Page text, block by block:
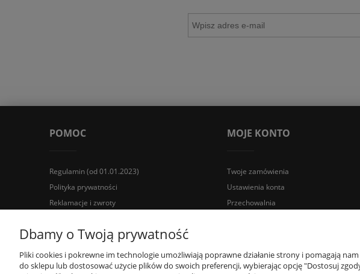
POMOC
Regulamin (od 01.01.2023)
Polityka prywatności
Reklamacje i zwroty
MOJE KONTO
Twoje zamówienia
Ustawienia konta
Przechowalnia
Wyposażenie łazienek Łazienki.eco | Pawła 23, 41-708 Ruda Śląska | E-mail:
Dbamy o Twoją prywatność
Pliki cookies i pokrewne im technologie umożliwiają poprawne działanie strony i pomagają
do sklepu lub dostosować użycie plików do swoich preferencji, wybierając opcję "Dostosuj